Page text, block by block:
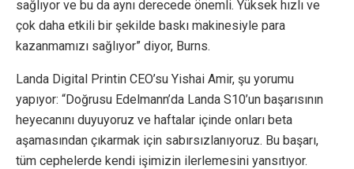
sağlıyor ve bu da aynı derecede önemli. Yüksek hızlı ve
çok daha etkili bir şekilde baskı makinesiyle para
kazanmamızı sağlıyor” diyor, Burns.
Landa Digital Printin CEO’su Yishai Amir, şu yorumu
yapıyor: “Doğrusu Edelmann’da Landa S10’un başarısının
heyecanını duyuyoruz ve haftalar içinde onları beta
aşamasından çıkarmak için sabırsızlanıyoruz. Bu başarı,
tüm cephelerde kendi işimizin ilerlemesini yansıtıyor.